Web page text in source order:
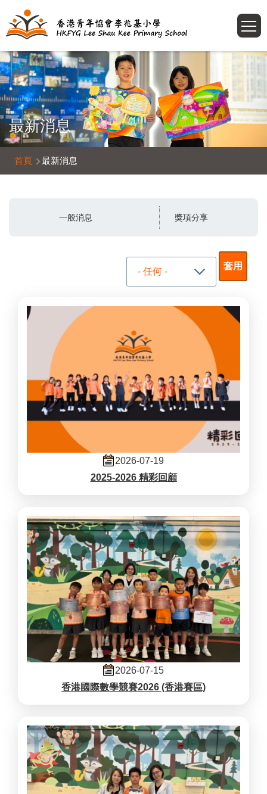
移至主內容
最新消息
導
航
首頁 最新消息
一般消息 獎項分享
2026-07-19
2025-2026 精彩回顧
2026-07-15
香港國際數學競賽2026 (香港賽區)